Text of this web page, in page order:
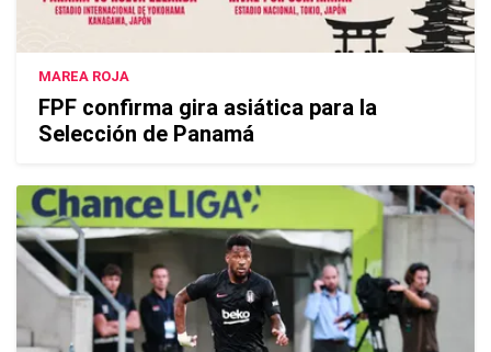
MAREA ROJA
FPF confirma gira asiática para la
Selección de Panamá